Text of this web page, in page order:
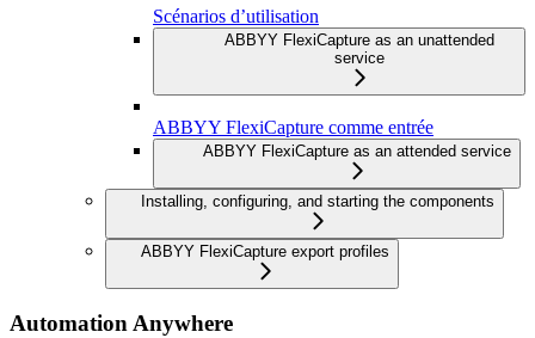
Scénarios d’utilisation
ABBYY FlexiCapture as an unattended
service
ABBYY FlexiCapture comme entrée
ABBYY FlexiCapture as an attended service
Installing, configuring, and starting the components
ABBYY FlexiCapture export profiles
Automation Anywhere